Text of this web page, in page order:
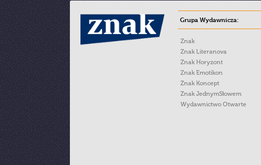
Grupa Wydawnicza:
Znak
Znak Literanova
Znak Horyzont
Znak Emotikon
Znak Koncept
Znak JednymSłowem
Wydawnictwo Otwarte